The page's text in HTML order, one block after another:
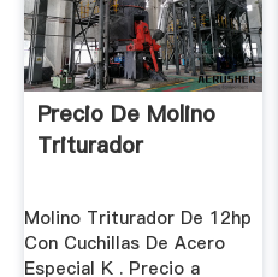
Precio De Molino
Triturador
Molino Triturador De 12hp
Con Cuchillas De Acero
Especial K . Precio a